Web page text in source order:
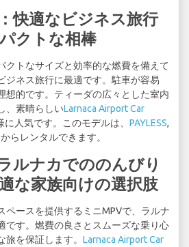
快適なビジネス旅行
クトな相棒
クトなサイズと効率的な燃費を備えて
ジネス旅行に最適です。駐車が容易
想的です。ティーダの広々とした室内
、素晴らしいLarnaca Airport Car
人気です。このモデルは、 PAYLESS,
からレンタルできます。
ルナカでののんびり
な家族向けの選択肢
ペースを提供するミニMPVで、ラルナ
です。燃費の良さとスムーズな乗り心
を保証します。 Larnaca Airport Car